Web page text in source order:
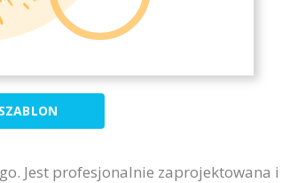
Jest profesjonalnie zaprojektowana